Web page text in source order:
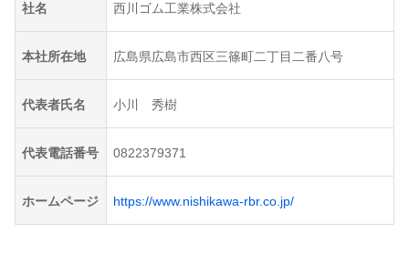
社名 西川ゴム工業株式会社
本社所在地 広島県広島市西区三篠町二丁目二番八号
代表者氏名 小川 秀樹
代表電話番号 0822379371
ホームページ https://www.nishikawa-rbr.co.jp/